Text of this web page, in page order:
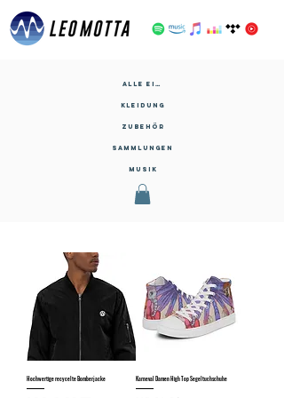
Alle einkaufen
Kleidung
Zubehör
Sammlungen
Musik
Hochwertige recycelte Bomberjacke Karneval Damen High Top Segeltuchschuhe